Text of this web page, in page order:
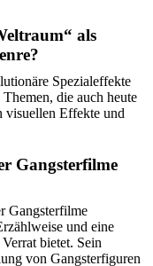
als
Spezialeffekte
die auch heute
visuellen Effekte und
Gangsterfilme
Gangsterfilme
und eine
bietet. Sein
von Gangsterfiguren